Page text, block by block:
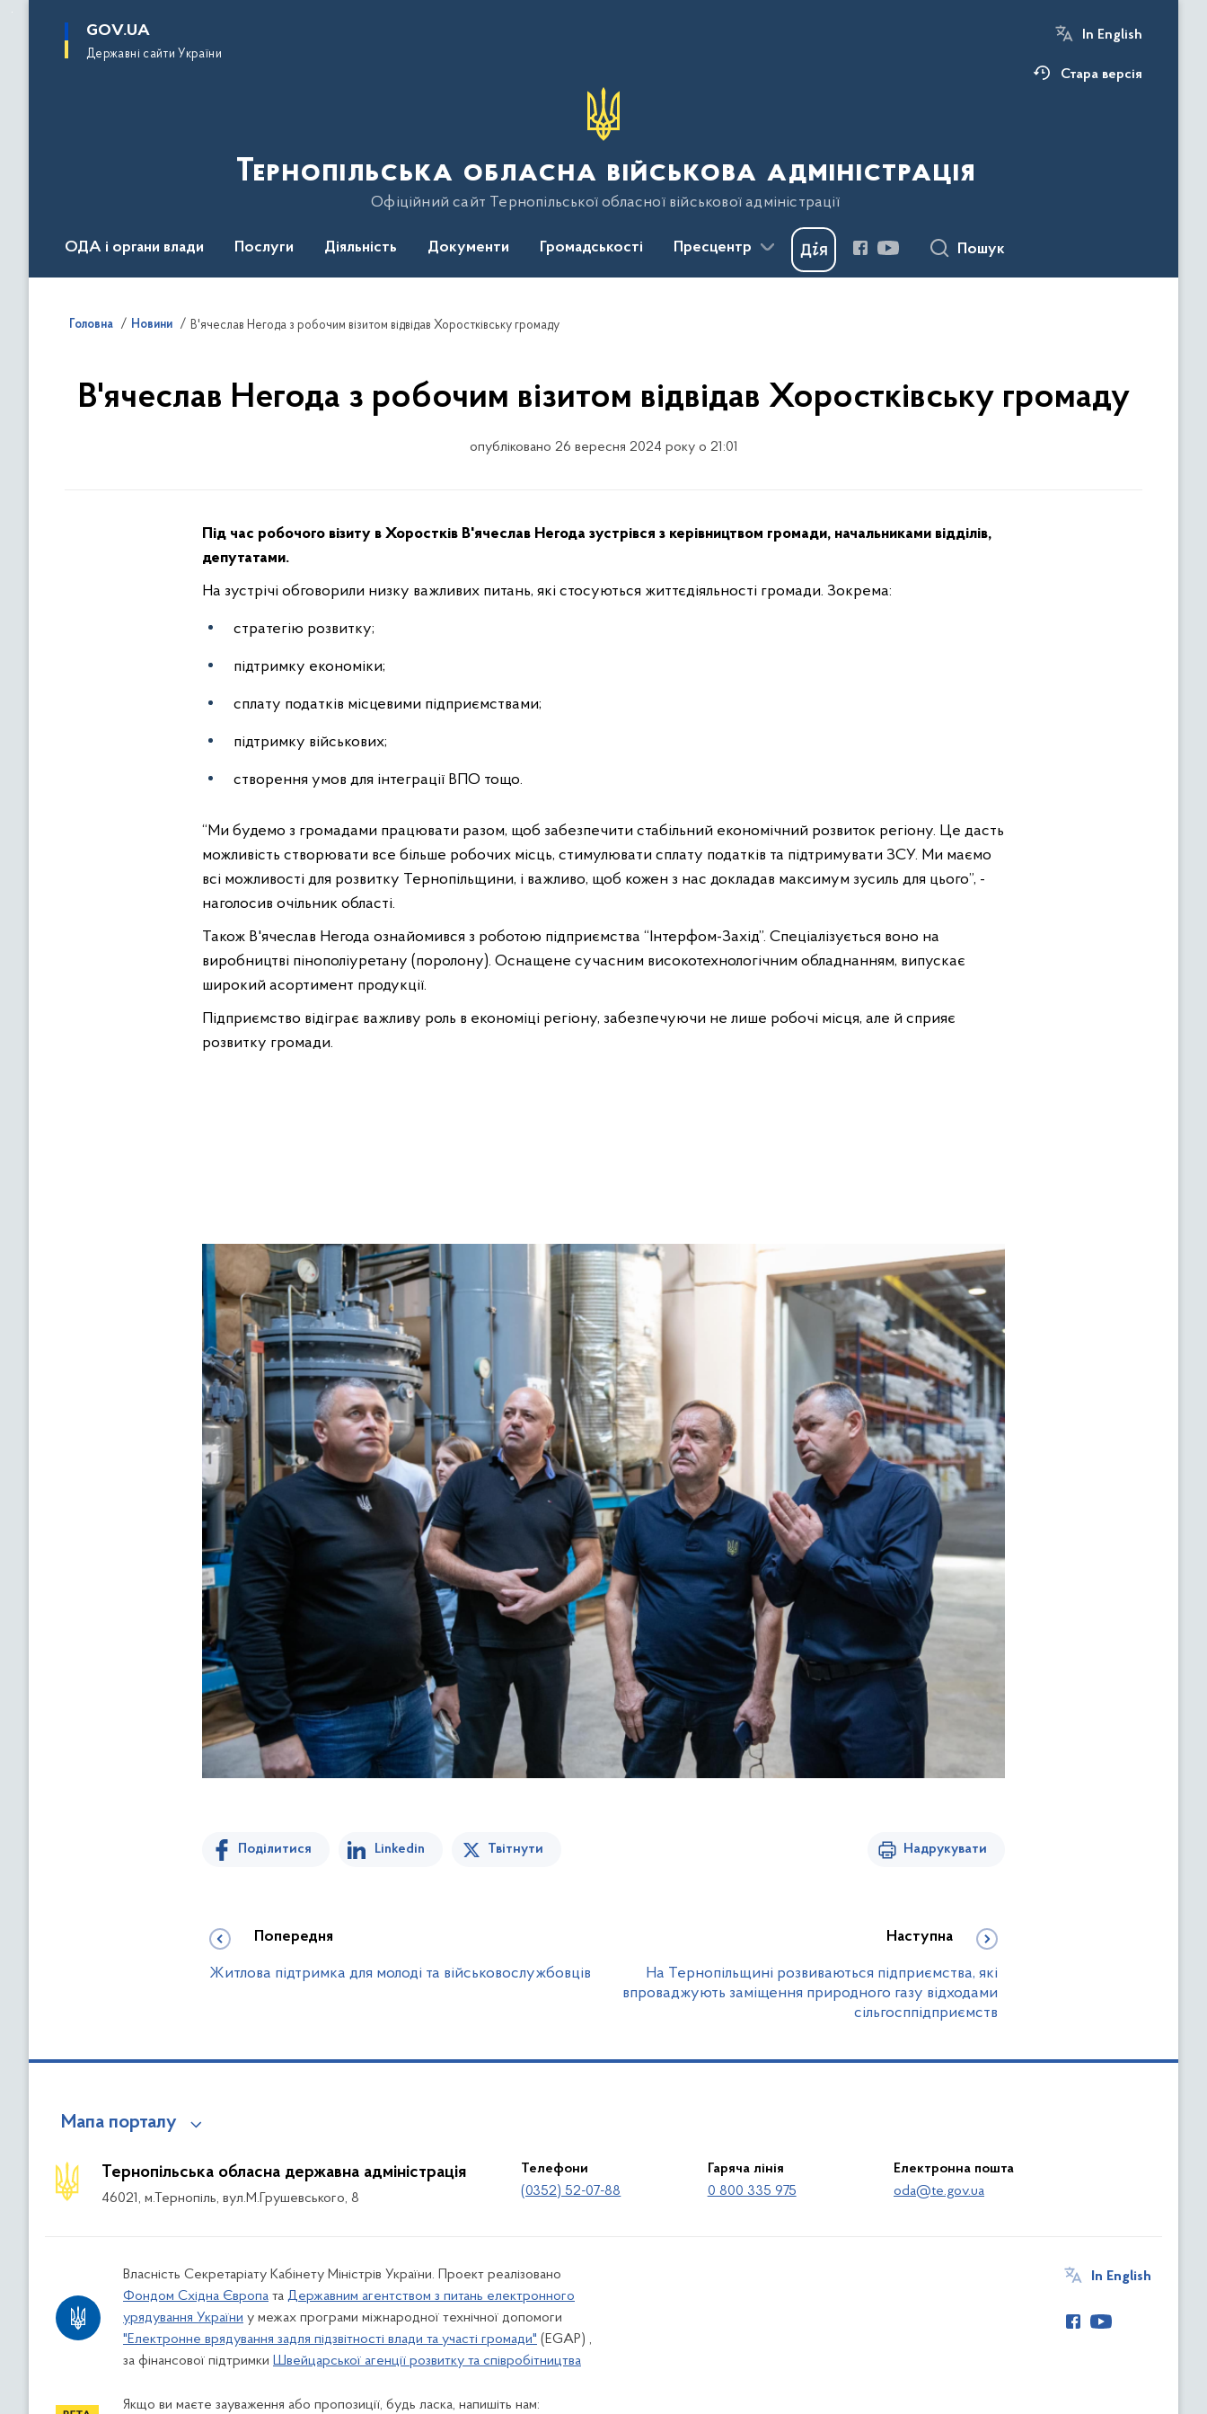
основного
GOV.UA
Державні сайти України
In English
Стара версія
Тернопільська обласна військова адміністрація
Офіційний сайт Тернопільської обласної військової адміністрації
ОДА і органи влади Послуги Діяльність Документи Громадськості Пресцентр Пошук
Головна Новини В'ячеслав Негода з робочим візитом відвідав Хоростківську громаду
В'ячеслав Негода з робочим візитом відвідав Хоростківську громаду
опубліковано 26 вересня 2024 року о 21:01
Під час робочого візиту в Хоростків В'ячеслав Негода зустрівся з керівництвом громади, начальниками відділів,
депутатами.
На зустрічі обговорили низку важливих питань, які стосуються життєдіяльності громади. Зокрема:
стратегію розвитку;
підтримку економіки;
сплату податків місцевими підприємствами;
підтримку військових;
створення умов для інтеграції ВПО тощо.
“Ми будемо з громадами працювати разом, щоб забезпечити стабільний економічний розвиток регіону. Це дасть
можливість створювати все більше робочих місць, стимулювати сплату податків та підтримувати ЗСУ. Ми маємо
всі можливості для розвитку Тернопільщини, і важливо, щоб кожен з нас докладав максимум зусиль для цього”, -
наголосив очільник області.
Також В'ячеслав Негода ознайомився з роботою підприємства “Інтерфом-Захід”. Спеціалізується воно на
виробництві пінополіуретану (поролону). Оснащене сучасним високотехнологічним обладнанням, випускає
широкий асортимент продукції.
Підприємство відіграє важливу роль в економіці регіону, забезпечуючи не лише робочі місця, але й сприяє
розвитку громади.
Поділитися Linkedin Твітнути Надрукувати
Попередня
Житлова підтримка для молоді та військовослужбовців
Наступна
На Тернопільщині розвиваються підприємства, які
впроваджують заміщення природного газу відходами
сільгосппідприємств
Мапа порталу
Тернопільська обласна державна адміністрація
46021, м.Тернопіль, вул.М.Грушевського, 8
Телефони
(0352) 52-07-88
Гаряча лінія
0 800 335 975
Електронна пошта
oda@te.gov.ua
Власність Секретаріату Кабінету Міністрів України. Проект реалізовано
Фондом Східна Європа та Державним агентством з питань електронного
урядування України у межах програми міжнародної технічної допомоги
"Електронне врядування задля підзвітності влади та участі громади" (EGAP) ,
за фінансової підтримки Швейцарської агенції розвитку та співробітництва
Якщо ви маєте зауваження або пропозиції, будь ласка, напишіть нам:
In English